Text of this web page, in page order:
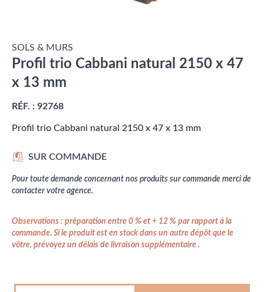
SOLS & MURS
Profil trio Cabbani natural 2150 x 47
x 13 mm
RÉF. : 92768
Profil trio Cabbani natural 2150 x 47 x 13 mm
SUR COMMANDE
Pour toute demande concernant nos produits sur commande merci de
contacter votre agence.
Observations : préparation entre 0 % et + 12 % par rapport à la
commande. Si le produit est en stock dans un autre dépôt que le
vôtre, prévoyez un délais de livraison supplémentaire .